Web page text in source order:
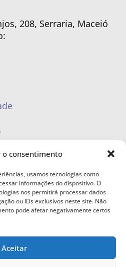
o consentimento
usamos tecnologias como
informações do dispositivo. O
nos permitirá processar dados
ou IDs exclusivos neste site. Não
pode afetar negativamente certos
Aceitar
208, Serraria, Maceió
reservados. Proibida cópia total ou
autorização.